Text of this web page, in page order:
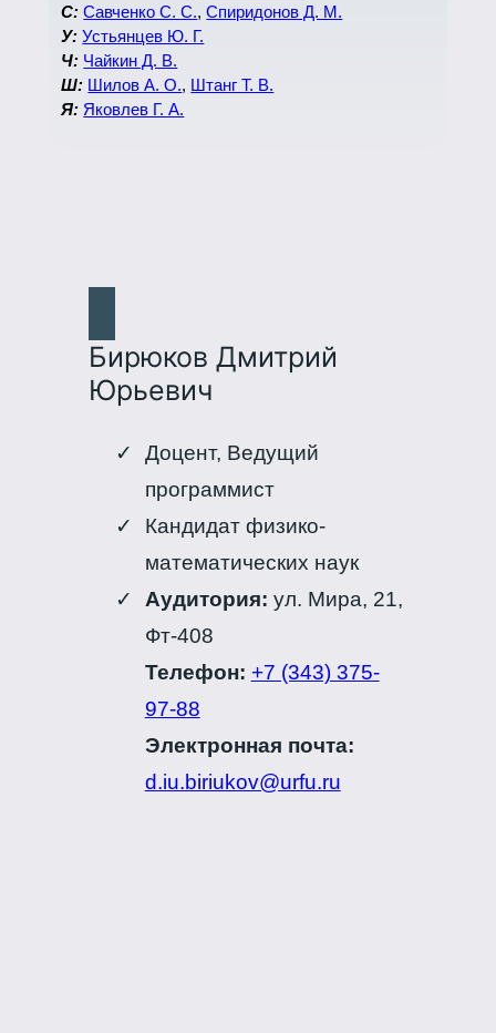
С: Савченко С. С.,Спиридонов Д. М.
У: Устьянцев Ю. Г.
Ч: Чайкин Д. В.
Ш: Шилов А. О., Штанг Т. В.
Я: Яковлев Г. А.
Бирюков Дмитрий
Юрьевич
Доцент, Ведущий
программист
Кандидат физико-
математических наук
Аудитория: ул. Мира, 21,
Фт-408
Телефон: +7 (343) 375-
97-88
Электронная почта:
d.iu.biriukov@urfu.ru